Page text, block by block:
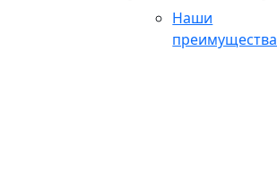
Наши
преимущества